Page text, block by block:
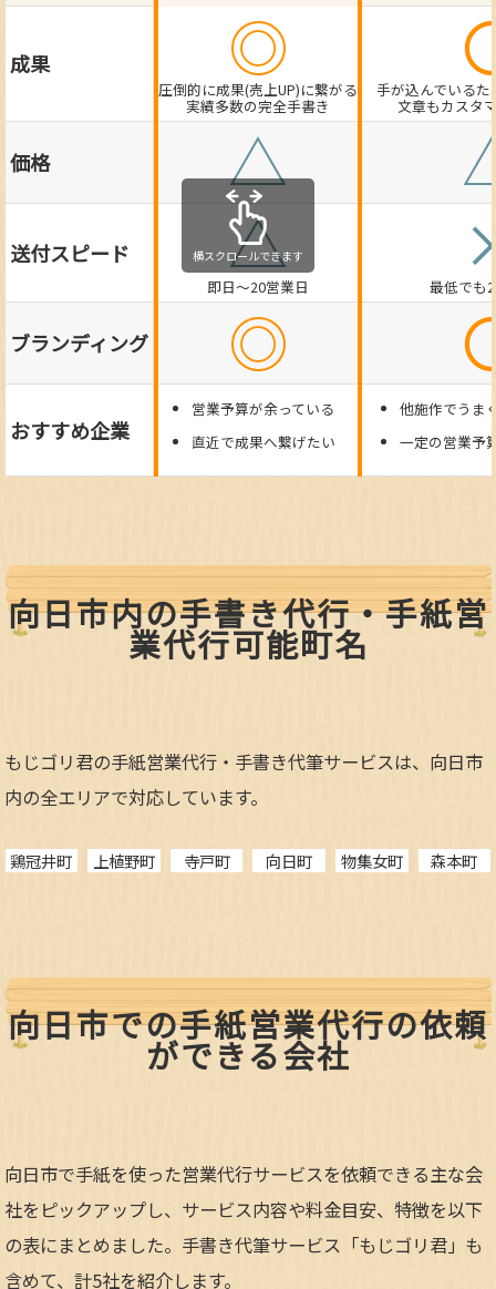
成果 ◎
圧倒的に成果(売上UP)に繋がる
実績多数の完全手書き
手が込んでいる
文章もカスタ
価格 △
送付スピード △
即日～20営業日 最低でも
ブランディング ◎
おすすめ企業
営業予算が余っている
直近で成果へ繋げたい
他施作でうま
一定の営業予
向日市内の手書き代行・手紙営
業代行可能町名
もじゴリ君の手紙営業代行・手書き代筆サービスは、向日市
内の全エリアで対応しています。
鶏冠井町 上植野町 寺戸町 向日町 物集女町 森本町
向日市での手紙営業代行の依頼
ができる会社
向日市で手紙を使った営業代行サービスを依頼できる主な会
社をピックアップし、サービス内容や料金目安、特徴を以下
の表にまとめました。手書き代筆サービス「もじゴリ君」も
含めて、計5社を紹介します。